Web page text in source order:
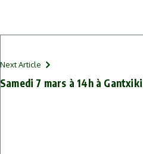
Next Article
Samedi 7 mars à 14h à